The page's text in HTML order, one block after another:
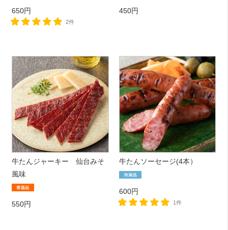
650円
2件
450円
牛たんジャーキー 仙台みそ
風味
550円
牛たんソーセージ(4本）
600円
1件